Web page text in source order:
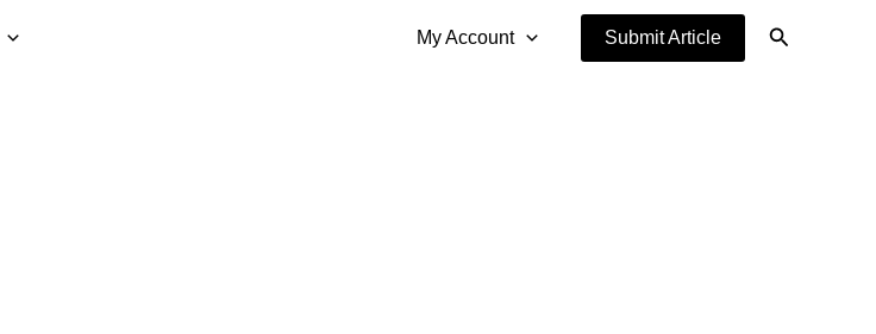
My Account Submit Article Search